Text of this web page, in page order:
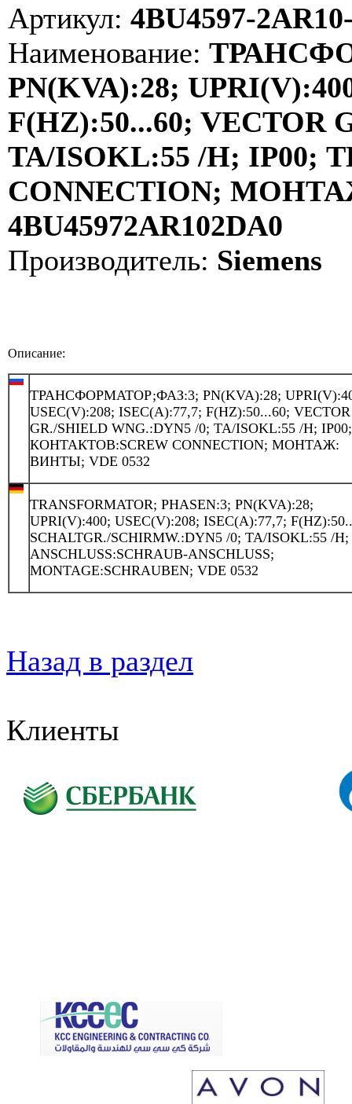
Артикул: 4BU4597-
Наименование:
PN(KVA):28;
F(HZ):50...60; VECTOR
TA/ISOKL:55 /H;
CONNECTION;
4BU45972AR102DA0
Производитель: Siemens
Описание:
ТРАНСФОРМАТОР;ФАЗ:3; PN(KVA):28;
USEC(V):208; ISEC(A):77,7; F(HZ):50...60; VECTOR
GR./SHIELD WNG.:DYN5 /0; TA/ISOKL:55 /H;
КОНТАКТОВ:SCREW CONNECTION; МОНТАЖ:
ВИНТЫ; VDE 0532
TRANSFORMATOR; PHASEN:3; PN(KVA):28;
UPRI(V):400; USEC(V):208; ISEC(A):77,7;
SCHALTGR./SCHIRMW.:DYN5 /0; TA/ISOKL:55 /H;
ANSCHLUSS:SCHRAUB-ANSCHLUSS;
MONTAGE:SCHRAUBEN; VDE 0532
Назад в раздел
Клиенты